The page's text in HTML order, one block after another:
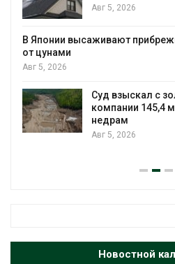
Авг 5, 2026
В Японии высаживают
от цунами
Авг 5, 2026
Суд взыскал с
компании 145,4
недрам
Авг 5, 2026
Новостной